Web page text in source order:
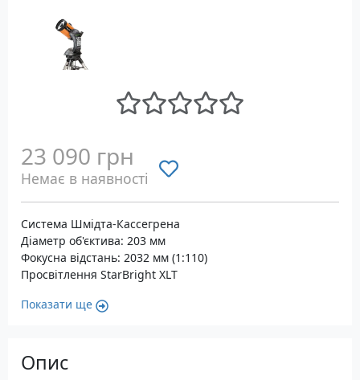
23 090 грн
Немає в наявності
Система Шмідта-Кассегрена
Діаметр об'єктива: 203 мм
Фокусна відстань: 2032 мм (1:110)
Просвітлення StarBright XLT
Показати ще
Опис